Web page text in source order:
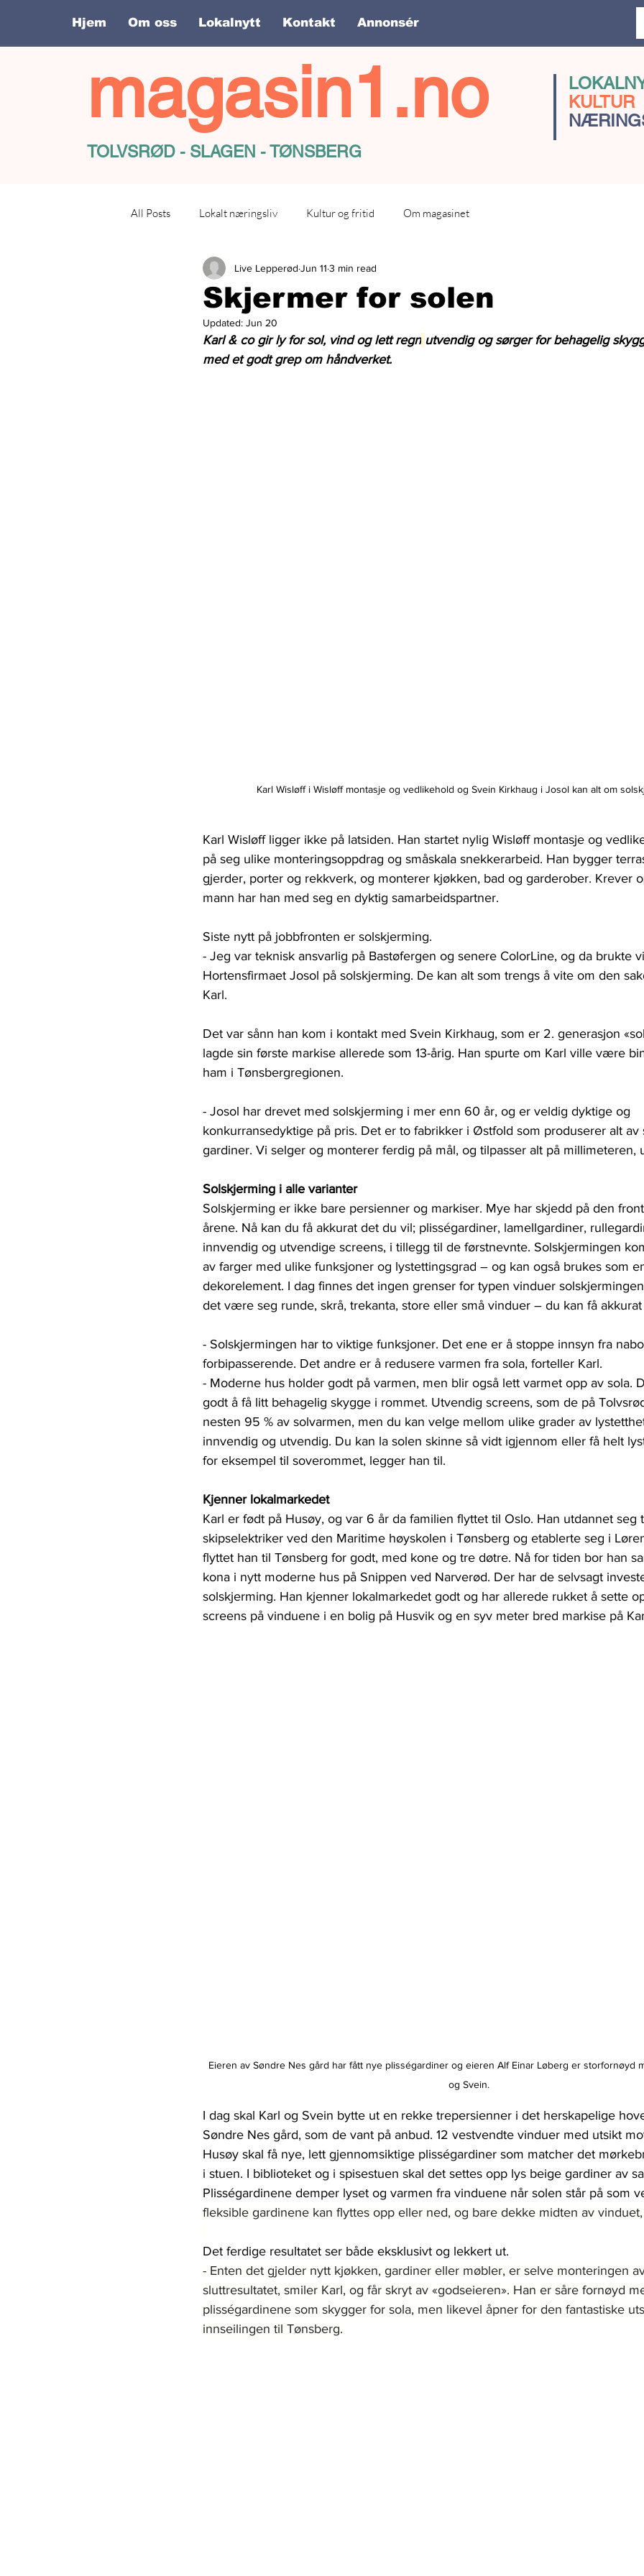
Hjem Om oss Lokalnytt Kontakt Annonsér
magasin1.no
KULTUR
TOLVSRØD - SLAGEN - TØNSBERG
All Posts Lokalt næringsliv Kultur og fritid Om magasinet
Skjermer for solen
Live Lepperød Jun 11 3 min read
Updated: Jun 20
Karl & co gir ly for sol, vind og lett regn utvendig og sørger for behagelig
med et godt grep om håndverket.
Karl Wisløff i Wisløff montasje og vedlikehold og Svein Kirkhaug i Josol kan alt om
Karl Wisløff ligger ikke på latsiden. Han startet nylig Wisløff montasje og
på seg ulike monteringsoppdrag og småskala snekkerarbeid. Han bygger
gjerder, porter og rekkverk, og monterer kjøkken, bad og garderober. Krever
mann har han med seg en dyktig samarbeidspartner.
Siste nytt på jobbfronten er solskjerming.
- Jeg var teknisk ansvarlig på Bastøfergen og senere ColorLine, og da brukte vi
Hortensfirmaet Josol på solskjerming. De kan alt som trengs å vite om den
Karl.
Det var sånn han kom i kontakt med Svein Kirkhaug, som er 2. generasjon
lagde sin første markise allerede som 13-årig. Han spurte om Karl ville være
ham i Tønsbergregionen.
- Josol har drevet med solskjerming i mer enn 60 år, og er veldig dyktige og
konkurransedyktige på pris. Det er to fabrikker i Østfold som produserer alt av
gardiner. Vi selger og monterer ferdig på mål, og tilpasser alt på millimeteren,
Solskjerming i alle varianter
Solskjerming er ikke bare persienner og markiser. Mye har skjedd på den
årene. Nå kan du få akkurat det du vil; plisségardiner, lamellgardiner,
innvendig og utvendige screens, i tillegg til de førstnevnte. Solskjermingen
av farger med ulike funksjoner og lystettingsgrad – og kan også brukes som
dekorelement. I dag finnes det ingen grenser for typen vinduer
det være seg runde, skrå, trekanta, store eller små vinduer – du kan få
- Solskjermingen har to viktige funksjoner. Det ene er å stoppe innsyn fra
forbipasserende. Det andre er å redusere varmen fra sola, forteller Karl.
- Moderne hus holder godt på varmen, men blir også lett varmet opp av sola.
godt å få litt behagelig skygge i rommet. Utvendig screens, som de på
nesten 95 % av solvarmen, men du kan velge mellom ulike grader av
innvendig og utvendig. Du kan la solen skinne så vidt igjennom eller få helt
for eksempel til soverommet, legger han til.
Kjenner lokalmarkedet
Karl er født på Husøy, og var 6 år da familien flyttet til Oslo. Han utdannet seg
skipselektriker ved den Maritime høyskolen i Tønsberg og etablerte seg i
flyttet han til Tønsberg for godt, med kone og tre døtre. Nå for tiden bor han
kona i nytt moderne hus på Snippen ved Narverød. Der har de selvsagt
solskjerming. Han kjenner lokalmarkedet godt og har allerede rukket å sette
screens på vinduene i en bolig på Husvik og en syv meter bred markise på
Eieren av Søndre Nes gård har fått nye plisségardiner og eieren Alf Einar Løberg er storfornøyd
og Svein.
I dag skal Karl og Svein bytte ut en rekke trepersienner i det herskapelige
Søndre Nes gård, som de vant på anbud. 12 vestvendte vinduer med utsikt
Husøy skal få nye, lett gjennomsiktige plisségardiner som matcher det
i stuen. I biblioteket og i spisestuen skal det settes opp lys beige gardiner av
Plisségardinene demper lyset og varmen fra vinduene når solen står på som
fleksible gardinene kan flyttes opp eller ned, og bare dekke midten av
Det ferdige resultatet ser både eksklusivt og lekkert ut.
- Enten det gjelder nytt kjøkken, gardiner eller møbler, er selve monteringen
sluttresultatet, smiler Karl, og får skryt av «godseieren». Han er såre fornøyd
plisségardinene som skygger for sola, men likevel åpner for den fantastiske
innseilingen til Tønsberg.